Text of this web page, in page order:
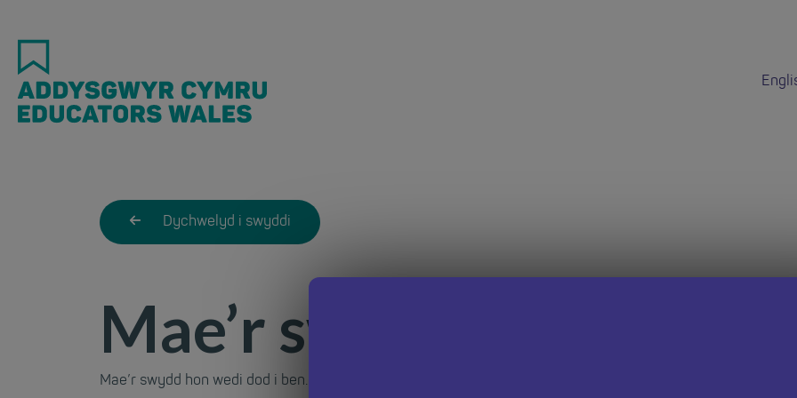
main
content
Dychwelyd i swyddi
Mae’r swydd hon wedi
Mae’r swydd hon wedi dod i ben. Dychwelwch i dudalen Swyddi Addysgwyr Cymru i weld cyfleoedd eraill.